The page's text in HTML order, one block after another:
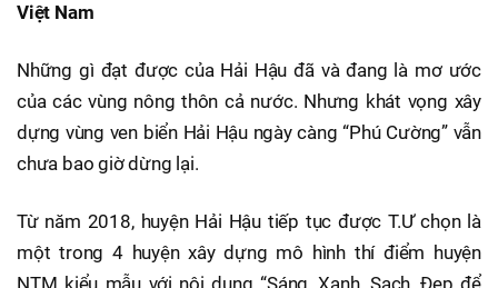
Việt Nam
Những gì đạt được của Hải Hậu đã và đang là mơ ước
của các vùng nông thôn cả nước. Nhưng khát vọng xây
dựng vùng ven biển Hải Hậu ngày càng “Phú Cường” vẫn
chưa bao giờ dừng lại.
Từ năm 2018, huyện Hải Hậu tiếp tục được T.Ư chọn là
một trong 4 huyện xây dựng mô hình thí điểm huyện